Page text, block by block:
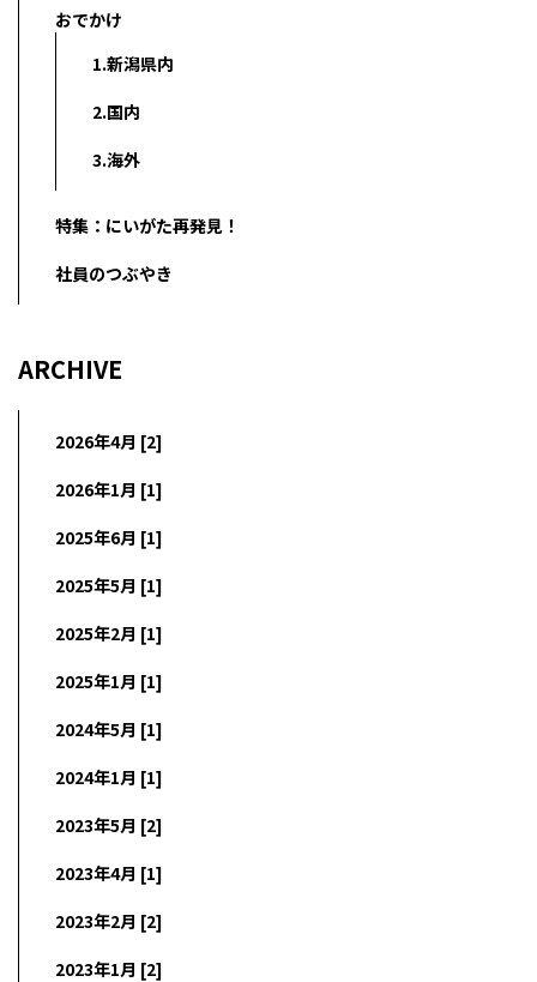
おでかけ
1.新潟県内
2.国内
3.海外
特集：にいがた再発見！
社員のつぶやき
ARCHIVE
2026年4月 [2]
2026年1月 [1]
2025年6月 [1]
2025年5月 [1]
2025年2月 [1]
2025年1月 [1]
2024年5月 [1]
2024年1月 [1]
2023年5月 [2]
2023年4月 [1]
2023年2月 [2]
2023年1月 [2]